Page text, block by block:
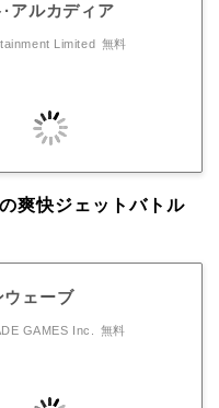
アルカディア
Limited 無料
爽快ジェットバトル
ウェーブ
GAMES Inc. 無料